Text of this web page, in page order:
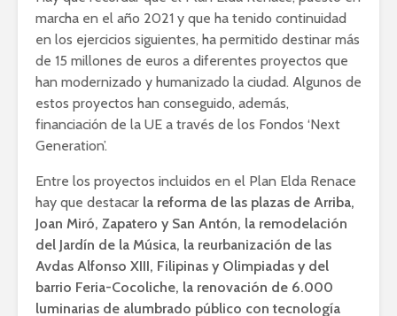
marcha en el año 2021 y que ha tenido continuidad
en los ejercicios siguientes, ha permitido destinar más
de 15 millones de euros a diferentes proyectos que
han modernizado y humanizado la ciudad. Algunos de
estos proyectos han conseguido, además,
financiación de la UE a través de los Fondos ‘Next
Generation’.
Entre los proyectos incluidos en el Plan Elda Renace
hay que destacar la reforma de las plazas de Arriba,
Joan Miró, Zapatero y San Antón, la remodelación
del Jardín de la Música, la reurbanización de las
Avdas Alfonso XIII, Filipinas y Olimpiadas y del
barrio Feria-Cocoliche, la renovación de 6.000
luminarias de alumbrado público con tecnología